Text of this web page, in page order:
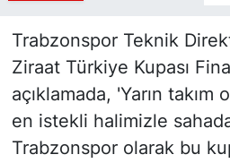
Trabzonspor Teknik
Ziraat Türkiye Kupası
açıklamada, 'Yarın
en istekli halimizle
Trabzonspor olarak bu